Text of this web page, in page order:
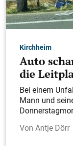
TSV
Kirchheim
Auto
die
Bei einem
Mann und
Antje Dörr